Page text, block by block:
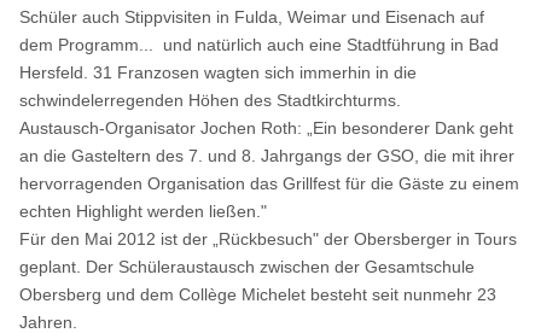
Schüler auch Stippvisiten in Fulda, Weimar und Eisenach auf
dem Programm... und natürlich auch eine Stadtführung in Bad
Hersfeld. 31 Franzosen wagten sich immerhin in die
schwindelerregenden Höhen des Stadtkirchturms.
Austausch-Organisator Jochen Roth: „Ein besonderer Dank geht
an die Gasteltern des 7. und 8. Jahrgangs der GSO, die mit ihrer
hervorragenden Organisation das Grillfest für die Gäste zu einem
echten Highlight werden ließen."
Für den Mai 2012 ist der „Rückbesuch" der Obersberger in Tours
geplant. Der Schüleraustausch zwischen der Gesamtschule
Obersberg und dem Collège Michelet besteht seit nunmehr 23
Jahren.